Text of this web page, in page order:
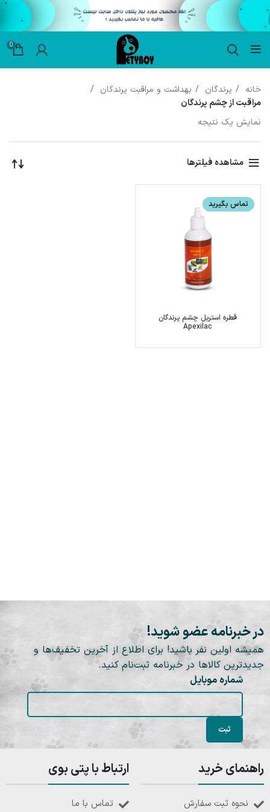
0
خانه پرندگان
بهداشت و مراقبت پرندگان
مراقبت از چشم پرندگان
نمایش یک نتیجه
مشاهده فیلترها
تماس بگیرید
قطره استریل چشم پرندگان
Apexilac
در خبرنامه عضو شوید!
همیشه اولین نفر باشید! برای اطلاع از آخرین تخفیف‌ها و
جدیدترین کالاها در خبرنامه ثبت‌نام کنید.
شماره موبایل
راهنمای خرید
نحوه ثبت سفارش
ارتباط با پتی بوی
تماس با ما